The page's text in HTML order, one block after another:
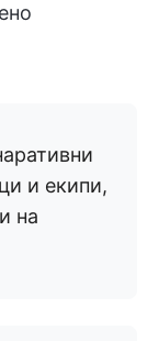
и екипи,
на